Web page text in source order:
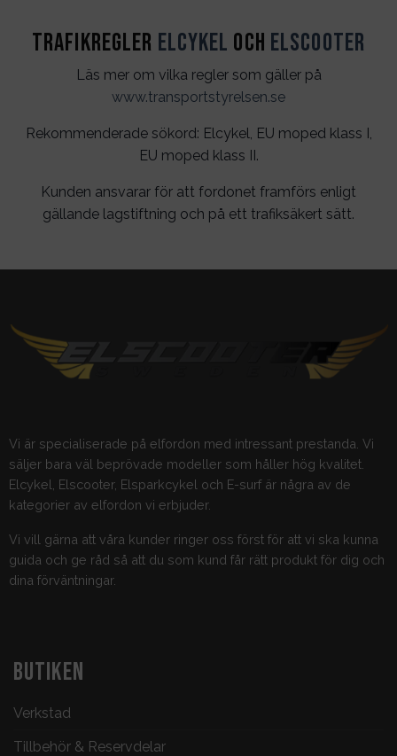
Trafikregler Elcykel och Elscooter
Läs mer om vilka regler som gäller på
www.transportstyrelsen.se
Rekommenderade sökord: Elcykel, EU moped klass I,
EU moped klass II.
Kunden ansvarar för att fordonet framförs enligt
gällande lagstiftning och på ett trafiksäkert sätt.
Vi är specialiserade på elfordon med intressant prestanda. Vi
säljer bara väl beprövade modeller som håller hög kvalitet.
Elcykel, Elscooter, Elsparkcykel och E-surf är några av de
kategorier av elfordon vi erbjuder.
Vi vill gärna att våra kunder ringer oss först för att vi ska kunna
guida och ge råd så att du som kund får rätt produkt för dig och
dina förväntningar.
BUTIKEN
Verkstad
Tillbehör & Reservdelar